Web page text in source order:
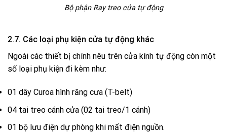
Bộ phận Ray treo cửa tự động
2.7. Các loại phụ kiện cửa tự động khác
Ngoài các thiết bị chính nêu trên cửa kính tự động còn một
số loại phụ kiện đi kèm như:
01 dây Curoa hình răng cưa (T-belt)
04 tai treo cánh cửa (02 tai treo/1 cánh)
01 bộ lưu điện dự phòng khi mất điện nguồn.